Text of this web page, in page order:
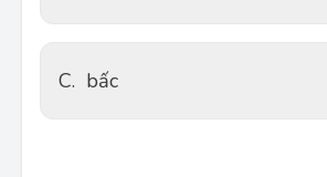
C. bấc